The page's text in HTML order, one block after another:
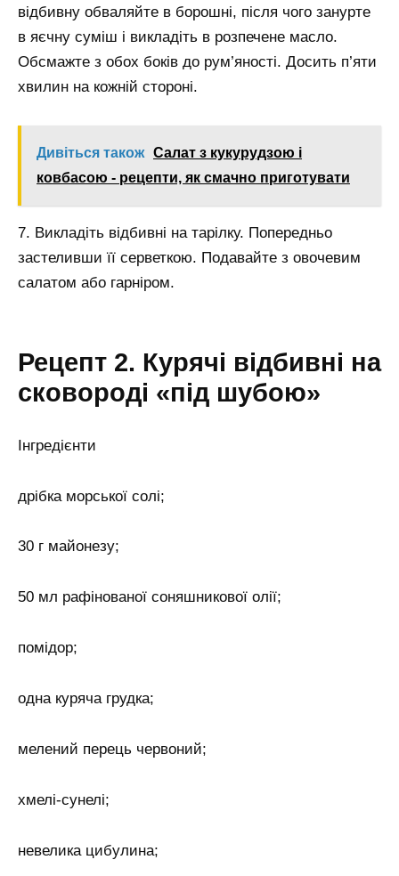
відбивну обваляйте в борошні, після чого занурте
в яєчну суміш і викладіть в розпечене масло.
Обсмажте з обох боків до рум’яності. Досить п’яти
хвилин на кожній стороні.
Дивіться також Салат з кукурудзою і
ковбасою - рецепти, як смачно приготувати
7. Викладіть відбивні на тарілку. Попередньо
застеливши її серветкою. Подавайте з овочевим
салатом або гарніром.
Рецепт 2. Курячі відбивні на
сковороді «під шубою»
Інгредієнти
дрібка морської солі;
30 г майонезу;
50 мл рафінованої соняшникової олії;
помідор;
одна куряча грудка;
мелений перець червоний;
хмелі-сунелі;
невелика цибулина;